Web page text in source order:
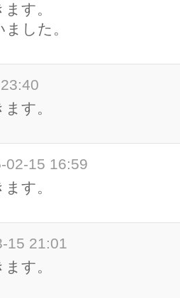
す。
した。
す。
02-15 16:59
す。
15 21:01
す。